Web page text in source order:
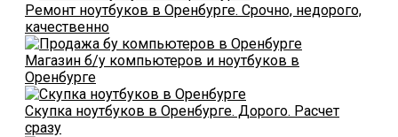
Ремонт ноутбуков в Оренбурге. Срочно, недорого,
качественно
Магазин б/у компьютеров и ноутбуков в
Оренбурге
Скупка ноутбуков в Оренбурге. Дорого. Расчет
сразу